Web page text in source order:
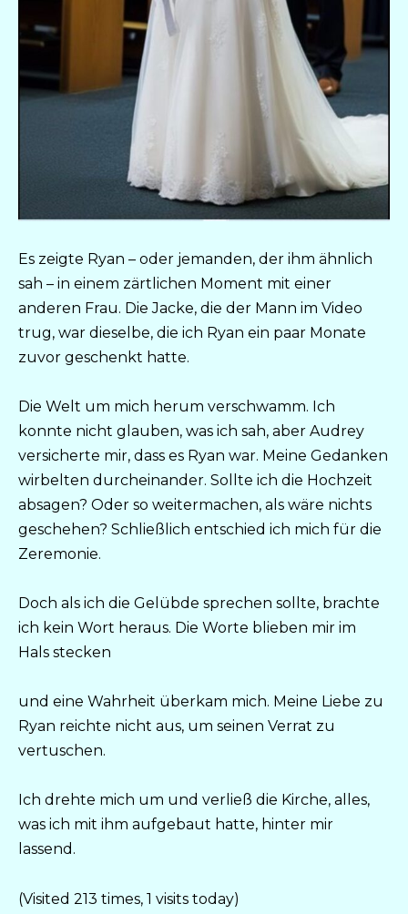
Es zeigte Ryan – oder jemanden, der ihm ähnlich
sah – in einem zärtlichen Moment mit einer
anderen Frau. Die Jacke, die der Mann im Video
trug, war dieselbe, die ich Ryan ein paar Monate
zuvor geschenkt hatte.
Die Welt um mich herum verschwamm. Ich
konnte nicht glauben, was ich sah, aber Audrey
versicherte mir, dass es Ryan war. Meine Gedanken
wirbelten durcheinander. Sollte ich die Hochzeit
absagen? Oder so weitermachen, als wäre nichts
geschehen? Schließlich entschied ich mich für die
Zeremonie.
Doch als ich die Gelübde sprechen sollte, brachte
ich kein Wort heraus. Die Worte blieben mir im
Hals stecken
und eine Wahrheit überkam mich. Meine Liebe zu
Ryan reichte nicht aus, um seinen Verrat zu
vertuschen.
Ich drehte mich um und verließ die Kirche, alles,
was ich mit ihm aufgebaut hatte, hinter mir
lassend.
(Visited 213 times, 1 visits today)